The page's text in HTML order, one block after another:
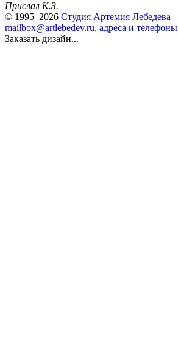
Прислал К.З.
© 1995–2026 Студия Артемия Лебедева
mailbox@artlebedev.ru, адреса и телефоны
Заказать дизайн...